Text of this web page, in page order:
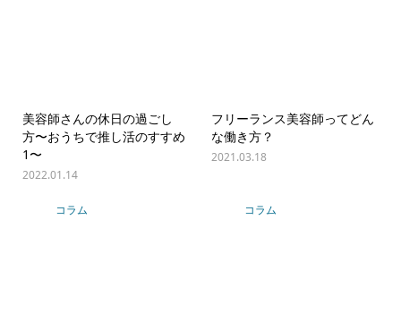
美容師さんの休日の過ごし
方〜おうちで推し活のすすめ
1〜
2022.01.14
フリーランス美容師ってどん
な働き方？
2021.03.18
コラム コラム